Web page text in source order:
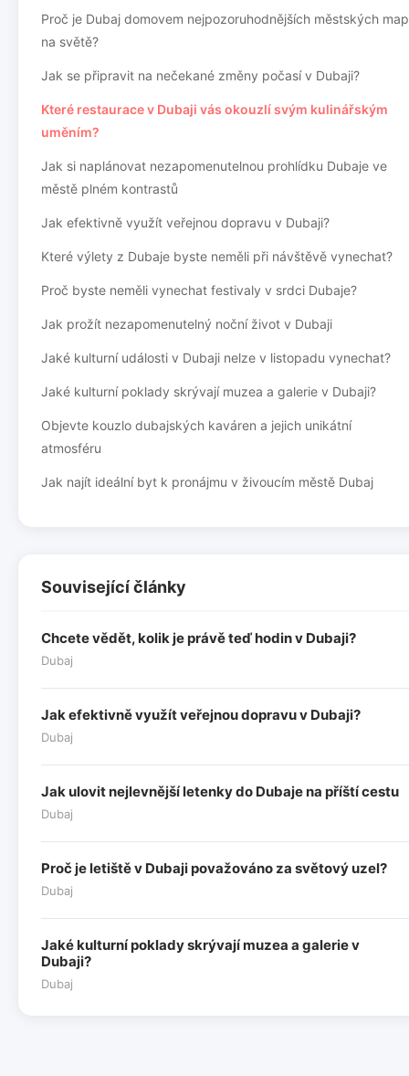
Proč je Dubaj domovem nejpozoruhodnějších městských map
na světě?
Jak se připravit na nečekané změny počasí v Dubaji?
Které restaurace v Dubaji vás okouzlí svým kulinářským
uměním?
Jak si naplánovat nezapomenutelnou prohlídku Dubaje ve
městě plném kontrastů
Jak efektivně využít veřejnou dopravu v Dubaji?
Které výlety z Dubaje byste neměli při návštěvě vynechat?
Proč byste neměli vynechat festivaly v srdci Dubaje?
Jak prožít nezapomenutelný noční život v Dubaji
Jaké kulturní události v Dubaji nelze v listopadu vynechat?
Jaké kulturní poklady skrývají muzea a galerie v Dubaji?
Objevte kouzlo dubajských kaváren a jejich unikátní
atmosféru
Jak najít ideální byt k pronájmu v živoucím městě Dubaj
Související články
Chcete vědět, kolik je právě teď hodin v Dubaji?
Dubaj
Jak efektivně využít veřejnou dopravu v Dubaji?
Dubaj
Jak ulovit nejlevnější letenky do Dubaje na příští cestu
Dubaj
Proč je letiště v Dubaji považováno za světový uzel?
Dubaj
Jaké kulturní poklady skrývají muzea a galerie v
Dubaji?
Dubaj